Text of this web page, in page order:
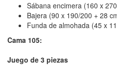
Sábana encimera (160 x
Bajera (90 x 190/200 + 28
Funda de almohada (45 x
Cama 105:
Juego de 3 piezas